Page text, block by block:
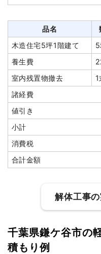
品名
木造住宅5坪1階建て
養生費
室内残置物撤去
1
諸経費
値引き
小計
消費税
合計金額
解体工事
建物の種類/構造
千葉県鎌ケ谷市の
積もり例